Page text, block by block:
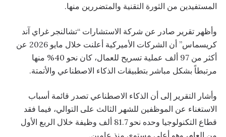
المستفيدين من الثورة التقنية والمتضررين منها.
وأظهر تقرير صادر عن شركة الاستشارات “تشالنجر غراي آند
كريسماس” أن الشركات الأميركية أعلنت خلال مايو 2026 عن
أكثر من 97 ألف عملية تسريح للعمال، كان نحو 40% منها
مرتبطاً بشكل مباشر بتطبيقات الذكاء الاصطناعي والأتمتة.
وأشار التقرير إلى أن الذكاء الاصطناعي تصدر قائمة أسباب
الاستغناء عن الموظفين للشهر الثالث على التوالي، فيما فقد
قطاع التكنولوجيا وحده نحو 81.7 ألف وظيفة خلال الربع الأول
من العام، وهو أعلى مستوى منذ عامين.